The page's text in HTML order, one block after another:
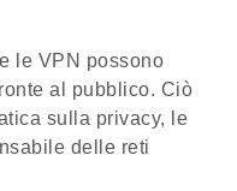
le VPN possono
al pubblico. Ciò
sulla privacy, le
delle reti